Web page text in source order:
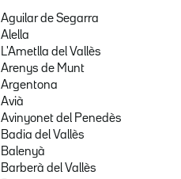
Aguilar de Segarra
Alella
L'Ametlla del Vallès
Arenys de Munt
Argentona
Avià
Avinyonet del Penedès
Badia del Vallès
Balenyà
Barberà del Vallès